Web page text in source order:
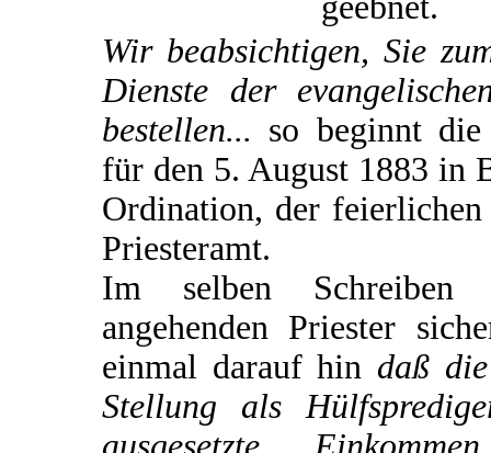
Wir beabsichtigen, Sie
Dienste der
bestellen... so beginnt
für den 5. August 1883 in
Ordination, der
Priesteramt.
Im selben
angehenden Priester
einmal darauf hin daß
Stellung als